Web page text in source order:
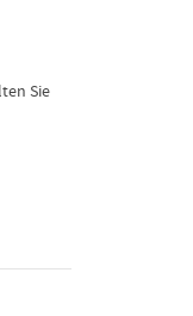
Sie